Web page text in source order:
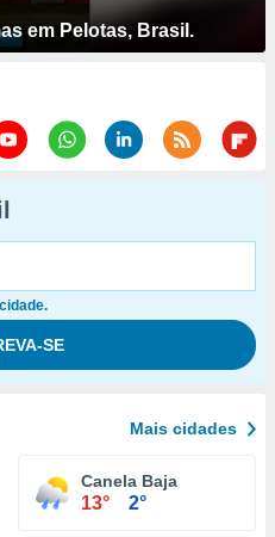
em Pelotas, Brasil.
Mais cidades
Canela Baja
13° 2°